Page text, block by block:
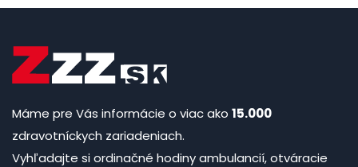
Máme pre Vás informácie o viac ako 15.000
zdravotníckych zariadeniach.
Vyhľadajte si ordinačné hodiny ambulancií, otváracie